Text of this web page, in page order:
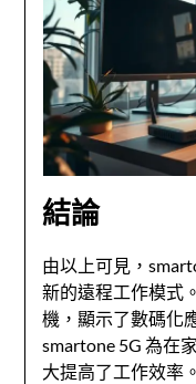
結論
由以上可見，
新的遠程工作模式
機，顯示了數碼化
smartone 5G 為在
大提高了工作效率